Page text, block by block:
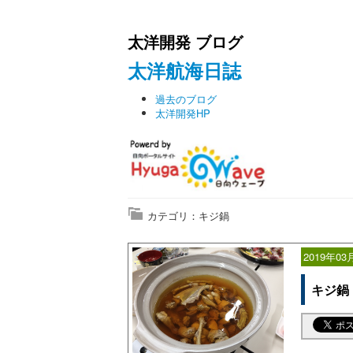
太洋開発 ブログ
太洋航海日誌
過去のブログ
太洋開発HP
カテゴリ：キジ鍋
2019年03
キジ鍋